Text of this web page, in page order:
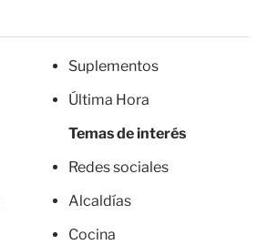
Suplementos
Última Hora
Temas de interés
Redes sociales
Alcaldías
Cocina